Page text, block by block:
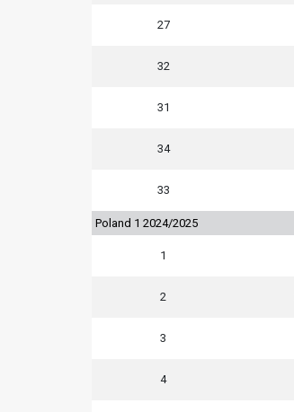
27
32
31
34
33
Poland 1 2024/2025
1
2
3
4